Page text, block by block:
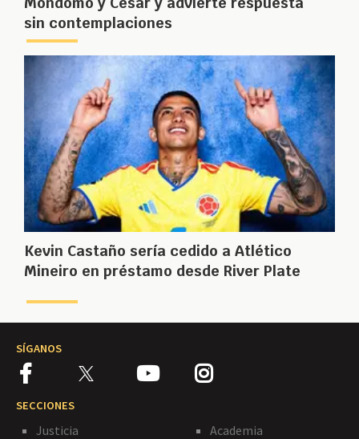
sin contemplaciones
Kevin Castaño sería cedido a Atlético
Mineiro en préstamo desde River Plate
SÍGANOS
SECCIONES
Justicia
Academia